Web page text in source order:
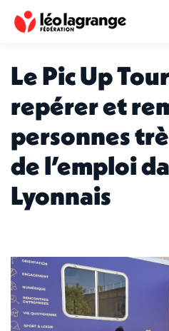
Le Pic Up
repérer et
personnes
de l’emploi
Lyonnais